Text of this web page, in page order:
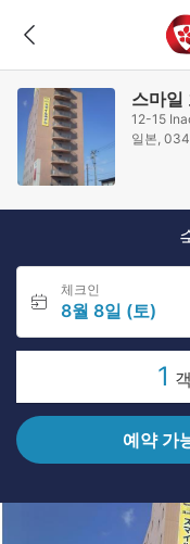
스마
12-15
일본,
체크인
8월 8일 (토)
1
예약 가